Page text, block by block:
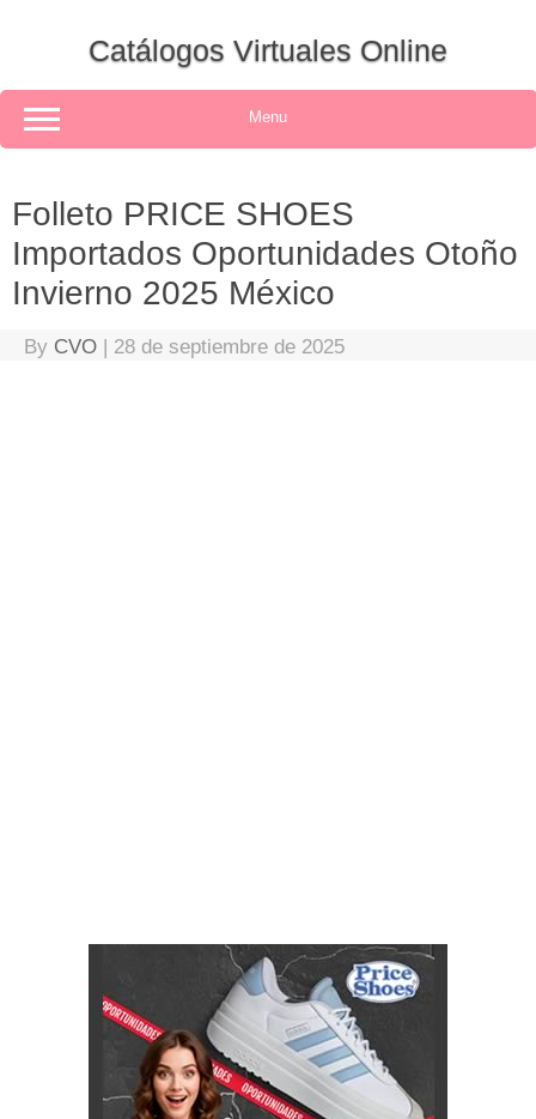
Catálogos Virtuales Online
Menu
Folleto PRICE SHOES
Importados Oportunidades Otoño
Invierno 2025 México
By CVO | 28 de septiembre de 2025